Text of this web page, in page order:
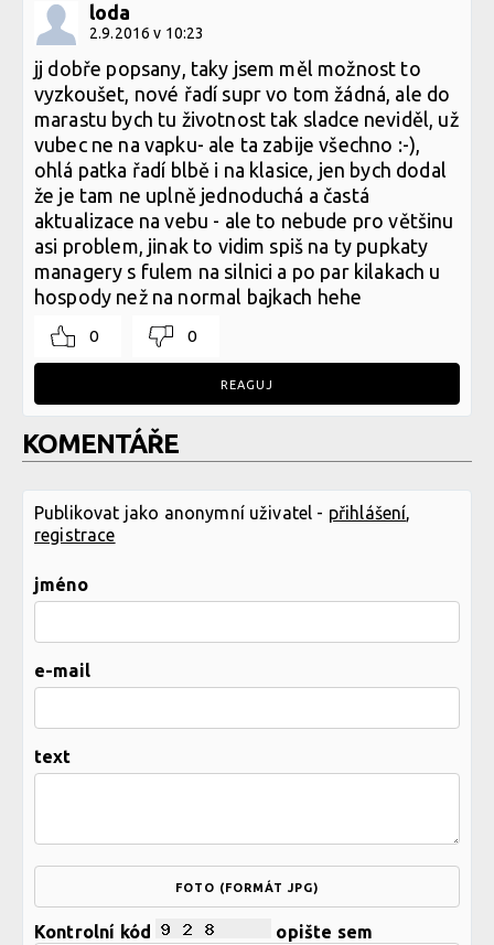
loda
2.9.2016 v 10:23
jj dobře popsany, taky jsem měl možnost to
vyzkoušet, nové řadí supr vo tom žádná, ale do
marastu bych tu životnost tak sladce neviděl, už
vubec ne na vapku- ale ta zabije všechno :-),
ohlá patka řadí blbě i na klasice, jen bych dodal
že je tam ne uplně jednoduchá a častá
aktualizace na vebu - ale to nebude pro většinu
asi problem, jinak to vidim spiš na ty pupkaty
managery s fulem na silnici a po par kilakach u
hospody než na normal bajkach hehe
0 0
REAGUJ
KOMENTÁŘE
Publikovat jako anonymní uživatel - přihlášení,
registrace
jméno
e-mail
text
FOTO (FORMÁT JPG)
Kontrolní kód opište sem